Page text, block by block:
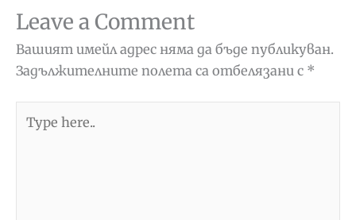
Leave a Comment
Вашият имейл адрес няма да бъде публикуван.
Задължителните полета са отбелязани с *
here..